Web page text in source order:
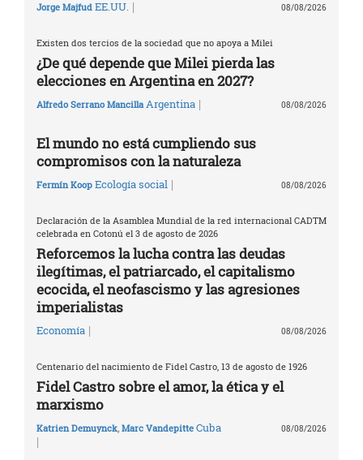
Jorge Majfud EE.UU. | 08/08/2026
Existen dos tercios de la sociedad que no apoya a Milei
¿De qué depende que Milei pierda las
elecciones en Argentina en 2027?
Alfredo Serrano Mancilla Argentina | 08/08/2026
El mundo no está cumpliendo sus
compromisos con la naturaleza
Fermín Koop Ecología social | 08/08/2026
Declaración de la Asamblea Mundial de la red internacional CADTM
celebrada en Cotonú el 3 de agosto de 2026
Reforcemos la lucha contra las deudas
ilegítimas, el patriarcado, el capitalismo
ecocida, el neofascismo y las agresiones
imperialistas
Economía | 08/08/2026
Centenario del nacimiento de Fidel Castro, 13 de agosto de 1926
Fidel Castro sobre el amor, la ética y el
marxismo
Katrien Demuynck, Marc Vandepitte Cuba
|
08/08/2026